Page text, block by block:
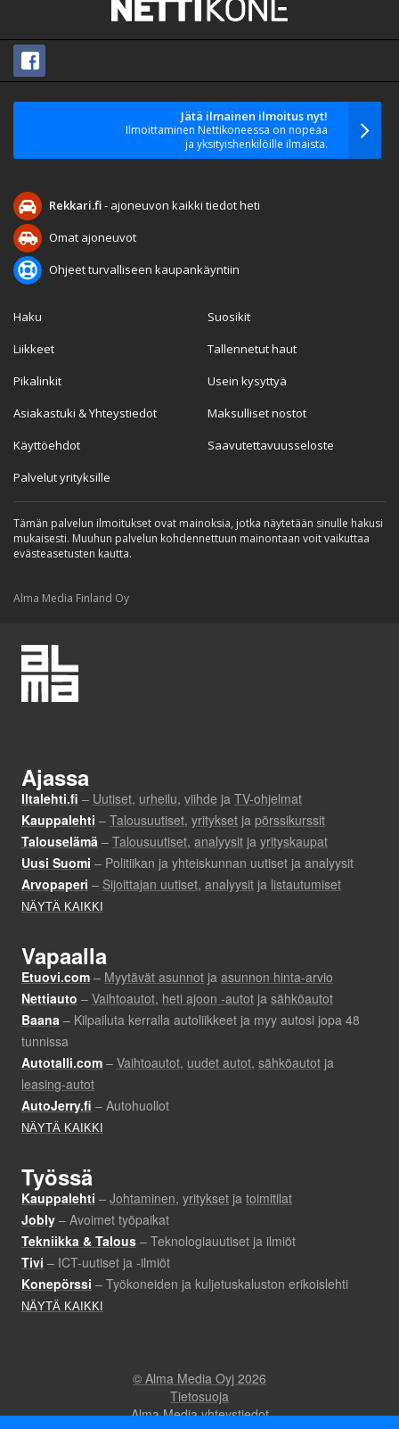
Jätä ilmainen ilmoitus nyt!
Ilmoittaminen Nettikoneessa on nopeaa
ja yksityishenkilöille ilmaista.
Rekkari.fi- ajoneuvon kaikki tiedot heti
Omat ajoneuvot
Ohjeet turvalliseen kaupankäyntiin
Haku
Liikkeet
Pikalinkit
Asiakastuki & Yhteystiedot
Käyttöehdot
Palvelut yrityksille
Suosikit
Tallennetut haut
Usein kysyttyä
Maksulliset nostot
Saavutettavuusseloste
Tämän palvelun ilmoitukset ovat mainoksia, jotka näytetään sinulle hakusi
mukaisesti. Muuhun palvelun kohdennettuun mainontaan voit vaikuttaa
evästeasetusten kautta.
Alma Media Finland Oy